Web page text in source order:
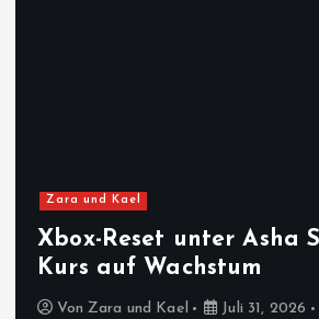
Zara und Kael
Xbox-Reset unter Asha
Kurs auf Wachstum
Von Zara und Kael Juli 31, 2026